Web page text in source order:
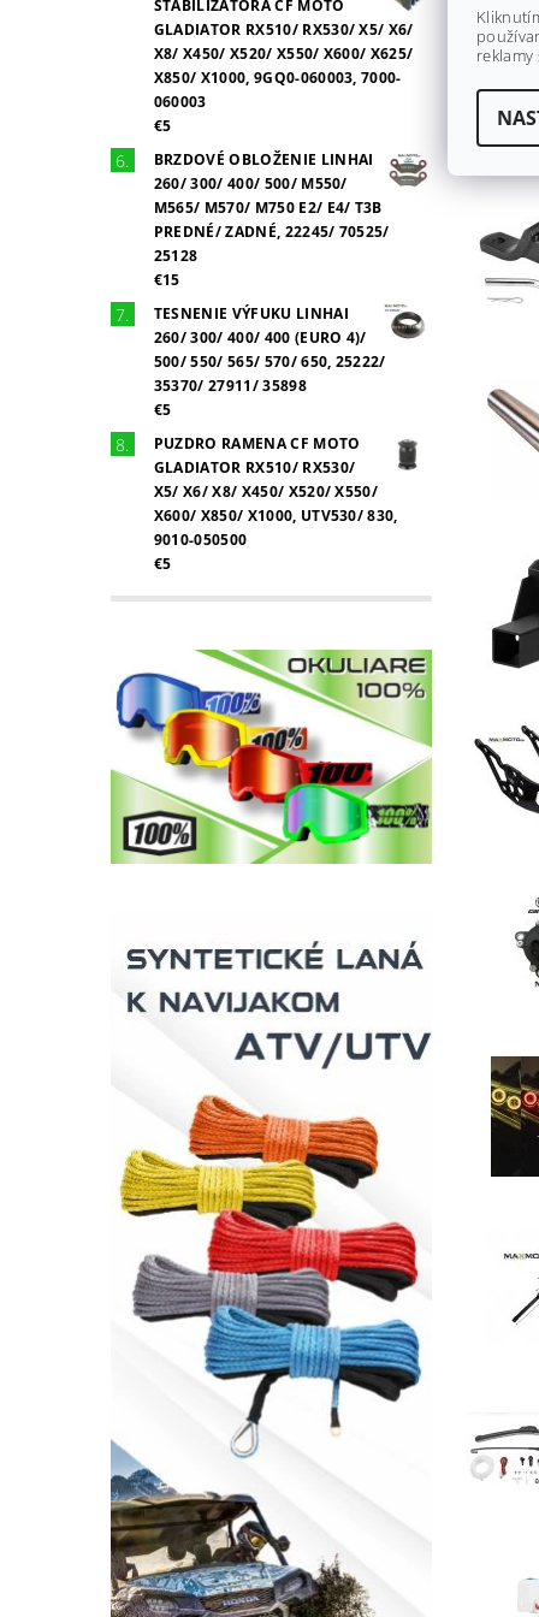
STABILIZÁTORA CF MOTO
GLADIATOR RX510/ RX530/ X5/ X6/
X8/ X450/ X520/ X550/ X600/ X625/
X850/ X1000, 9GQ0-060003, 7000-
060003
€5
BRZDOVÉ OBLOŽENIE LINHAI
260/ 300/ 400/ 500/ M550/
M565/ M570/ M750 E2/ E4/ T3B
PREDNÉ/ ZADNÉ, 22245/ 70525/
25128
€15
TESNENIE VÝFUKU LINHAI
260/ 300/ 400/ 400 (EURO 4)/
500/ 550/ 565/ 570/ 650, 25222/
35370/ 27911/ 35898
€5
PUZDRO RAMENA CF MOTO
GLADIATOR RX510/ RX530/
X5/ X6/ X8/ X450/ X520/ X550/
X600/ X850/ X1000, UTV530/ 830,
9010-050500
€5